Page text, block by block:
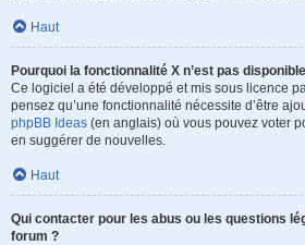
Haut
Pourquoi la fonctionnalité X n’est pas
Ce logiciel a été développé et mis sous licence
pensez qu’une fonctionnalité nécessite d’être
phpBB Ideas (en anglais) où vous pouvez voter
en suggérer de nouvelles.
Haut
Qui contacter pour les abus ou les questions
forum ?